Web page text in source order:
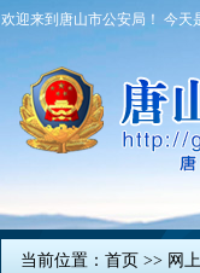
欢迎来到唐山市公安局！ 今天
当前位置： 首页 >> 网